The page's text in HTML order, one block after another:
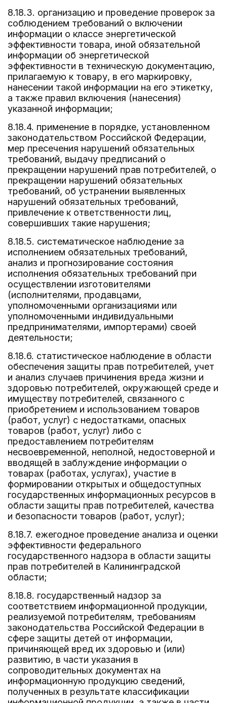
8.18.3. организацию и проведение проверок за
соблюдением требований о включении
информации о классе энергетической
эффективности товара, иной обязательной
информации об энергетической
эффективности в техническую документацию,
прилагаемую к товару, в его маркировку,
нанесении такой информации на его этикетку,
а также правил включения (нанесения)
указанной информации;
8.18.4. применение в порядке, установленном
законодательством Российской Федерации,
мер пресечения нарушений обязательных
требований, выдачу предписаний о
прекращении нарушений прав потребителей, о
прекращении нарушений обязательных
требований, об устранении выявленных
нарушений обязательных требований,
привлечение к ответственности лиц,
совершивших такие нарушения;
8.18.5. систематическое наблюдение за
исполнением обязательных требований,
анализ и прогнозирование состояния
исполнения обязательных требований при
осуществлении изготовителями
(исполнителями, продавцами,
уполномоченными организациями или
уполномоченными индивидуальными
предпринимателями, импортерами) своей
деятельности;
8.18.6. статистическое наблюдение в области
обеспечения защиты прав потребителей, учет
и анализ случаев причинения вреда жизни и
здоровью потребителей, окружающей среде и
имуществу потребителей, связанного с
приобретением и использованием товаров
(работ, услуг) с недостатками, опасных
товаров (работ, услуг) либо с
предоставлением потребителям
несвоевременной, неполной, недостоверной и
вводящей в заблуждение информации о
товарах (работах, услугах), участие в
формировании открытых и общедоступных
государственных информационных ресурсов в
области защиты прав потребителей, качества
и безопасности товаров (работ, услуг);
8.18.7. ежегодное проведение анализа и оценки
эффективности федерального
государственного надзора в области защиты
прав потребителей в Калининградской
области;
8.18.8. государственный надзор за
соответствием информационной продукции,
реализуемой потребителям, требованиям
законодательства Российской Федерации в
сфере защиты детей от информации,
причиняющей вред их здоровью и (или)
развитию, в части указания в
сопроводительных документах на
информационную продукцию сведений,
полученных в результате классификации